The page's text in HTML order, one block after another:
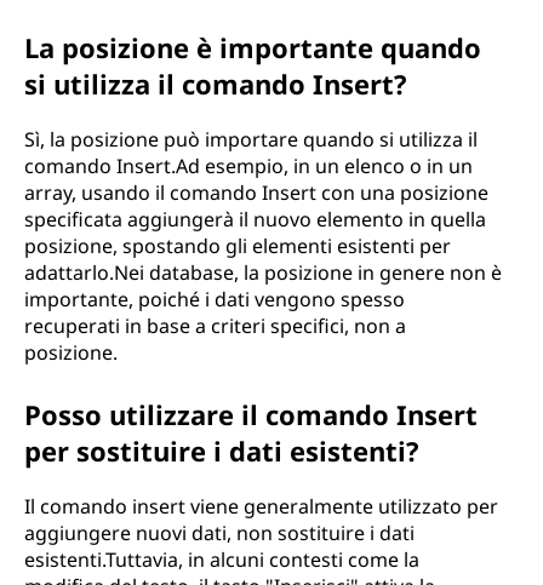
La posizione è importante quando
si utilizza il comando Insert?
Sì, la posizione può importare quando si utilizza il
comando Insert.Ad esempio, in un elenco o in un
array, usando il comando Insert con una posizione
specificata aggiungerà il nuovo elemento in quella
posizione, spostando gli elementi esistenti per
adattarlo.Nei database, la posizione in genere non è
importante, poiché i dati vengono spesso
recuperati in base a criteri specifici, non a
posizione.
Posso utilizzare il comando Insert
per sostituire i dati esistenti?
Il comando insert viene generalmente utilizzato per
aggiungere nuovi dati, non sostituire i dati
esistenti.Tuttavia, in alcuni contesti come la